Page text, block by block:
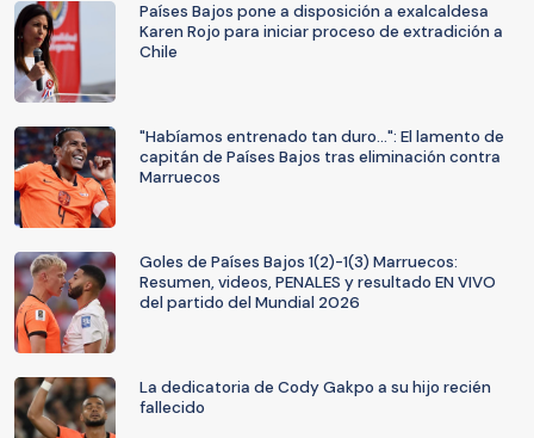
Países Bajos pone a disposición a exalcaldesa
Karen Rojo para iniciar proceso de extradición a
Chile
"Habíamos entrenado tan duro...": El lamento de
capitán de Países Bajos tras eliminación contra
Marruecos
Goles de Países Bajos 1(2)-1(3) Marruecos:
Resumen, videos, PENALES y resultado EN VIVO
del partido del Mundial 2026
La dedicatoria de Cody Gakpo a su hijo recién
fallecido